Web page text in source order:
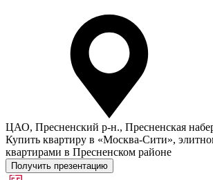
ЦАО, Пресненский р-н., Пресненская
Купить квартиру в «Москва-Сити»,
квартирами в Пресненском районе
Получить презентацию